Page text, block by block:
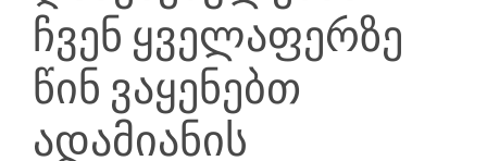
ჩვენ ყველაფერზე
წინ ვაყენებთ
ადამიანის